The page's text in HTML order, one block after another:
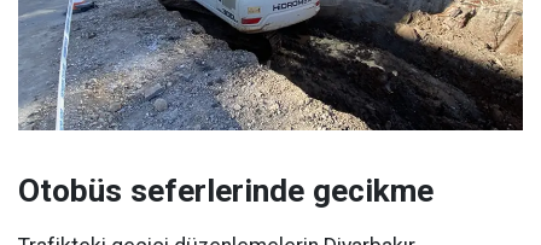
Otobüs seferlerinde gecikme